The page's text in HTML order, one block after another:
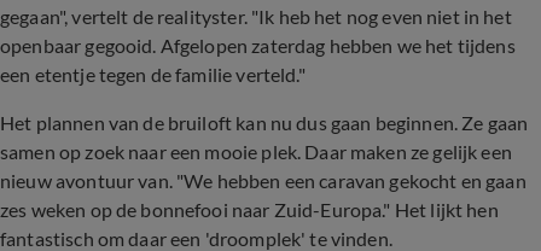
gegaan", vertelt de realityster. "Ik heb het nog even niet in het
openbaar gegooid. Afgelopen zaterdag hebben we het tijdens
een etentje tegen de familie verteld."
Het plannen van de bruiloft kan nu dus gaan beginnen. Ze gaan
samen op zoek naar een mooie plek. Daar maken ze gelijk een
nieuw avontuur van. "We hebben een caravan gekocht en gaan
zes weken op de bonnefooi naar Zuid-Europa." Het lijkt hen
fantastisch om daar een 'droomplek' te vinden.